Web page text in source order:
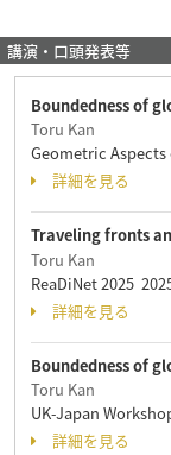
講演・口頭発表等
Boundedness of
Toru Kan
Geometric
詳細を見る
Traveling fronts
Toru Kan
ReaDiNet 2025
詳細を見る
Boundedness of
Toru Kan
UK-Japan
詳細を見る